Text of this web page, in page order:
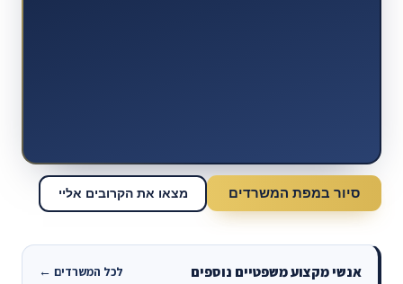
סיור במפת המשרדים מצאו את הקרובים אליי
אנשי מקצוע משפטיים נוספים לכל המשרדים ←